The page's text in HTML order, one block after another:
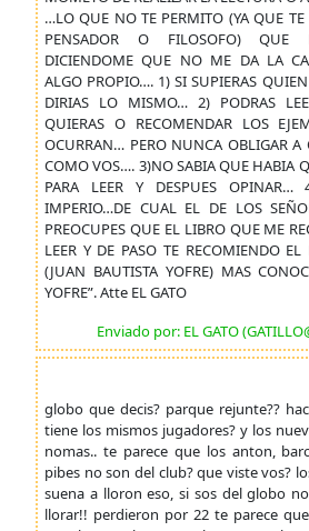
…LO QUE NO TE PERMITO (YA QUE TE
PENSADOR O FILOSOFO) QUE
DICIENDOME QUE NO ME DA LA
ALGO PROPIO…. 1) SI SUPIERAS
DIRIAS LO MISMO… 2) PODRAS
QUIERAS O RECOMENDAR LOS
OCURRAN… PERO NUNCA OBLIGAR A
COMO VOS…. 3)NO SABIA QUE HABIA
PARA LEER Y DESPUES
IMPERIO…DE CUAL EL DE LOS
PREOCUPES QUE EL LIBRO QUE ME
LEER Y DE PASO TE RECOMIENDO
(JUAN BAUTISTA YOFRE) MAS
YOFRE”. Atte EL GATO
Enviado por: EL GATO
globo que decis? parque rejunte??
tiene los mismos jugadores? y los
nomas.. te parece que los anton,
pibes no son del club? que viste vos?
suena a lloron eso, si sos del globo
llorar!! perdieron por 22 te parece